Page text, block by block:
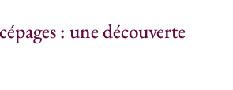
: une découverte